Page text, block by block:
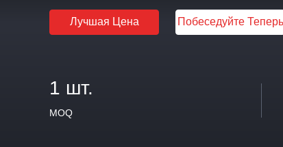
Лучшая Цена Побеседуйте Теперь
1 шт.
MOQ